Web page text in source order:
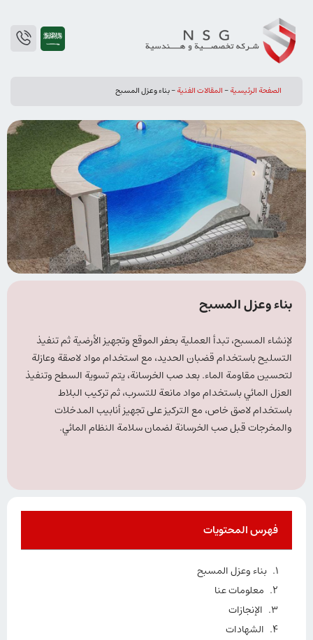
الصفحة الرئيسية-المقالات الفنیة-بناء وعزل المسبح
بناء وعزل المسبح
لإنشاء المسبح، تبدأ العملية بحفر الموقع وتجهيز الأرضية ثم تنفيذ
التسليح باستخدام قضبان الحديد، مع استخدام مواد لاصقة وعازلة
لتحسين مقاومة الماء. بعد صب الخرسانة، يتم تسوية السطح وتنفيذ
العزل المائي باستخدام مواد مانعة للتسرب، ثم تركيب البلاط
باستخدام لاصق خاص، مع التركيز على تجهيز أنابيب المدخلات
والمخرجات قبل صب الخرسانة لضمان سلامة النظام المائي.
فهرس المحتويات
بناء وعزل المسبح
معلومات عنا
الإنجازات
الشهادات